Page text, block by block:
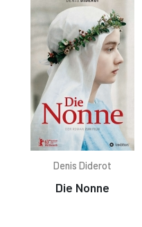
Denis Diderot
Die Nonne